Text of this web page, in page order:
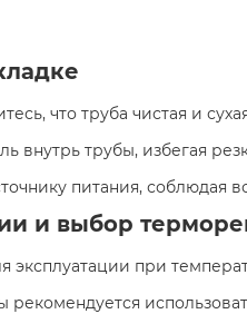
что труба чистая и
внутрь трубы, избегая
питания, соблюдая
и выбор
эксплуатации при